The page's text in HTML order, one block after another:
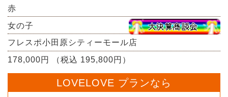
赤
女の子
フレスポ小田原シティーモール店
178,000円 （税込 195,800円）
LOVELOVE プランなら